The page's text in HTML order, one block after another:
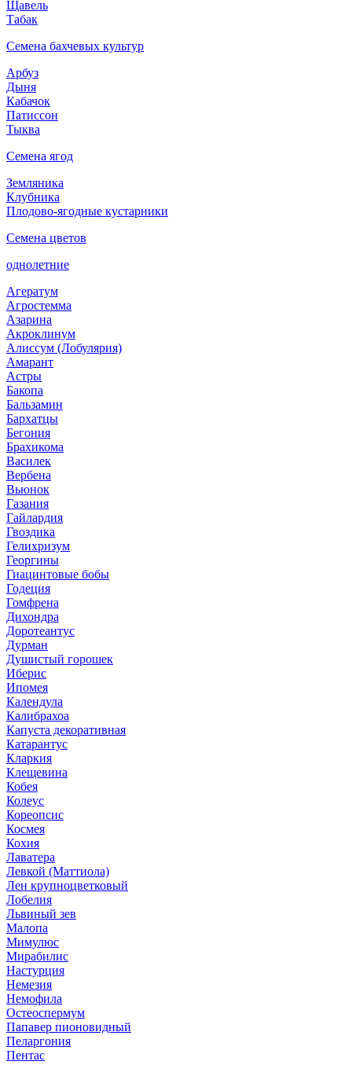
Щавель
Табак
Семена бахчевых культур
Арбуз
Дыня
Кабачок
Патиссон
Тыква
Семена ягод
Земляника
Клубника
Плодово-ягодные кустарники
Семена цветов
однолетние
Агератум
Агростемма
Азарина
Акроклинум
Алиссум (Лобулярия)
Амарант
Астры
Бакопа
Бальзамин
Бархатцы
Бегония
Брахикома
Василек
Вербена
Вьюнок
Газания
Гайлардия
Гвоздика
Гелихризум
Георгины
Гиацинтовые бобы
Годеция
Гомфрена
Дихондра
Доротеантус
Дурман
Душистый горошек
Иберис
Ипомея
Календула
Калибрахоа
Капуста декоративная
Катарантус
Кларкия
Клещевина
Кобея
Колеус
Кореопсис
Космея
Кохия
Лаватера
Левкой (Маттиола)
Лен крупноцветковый
Лобелия
Львиный зев
Малопа
Мимулюс
Мирабилис
Настурция
Немезия
Немофила
Остеоспермум
Папавер пионовидный
Пеларгония
Пентас